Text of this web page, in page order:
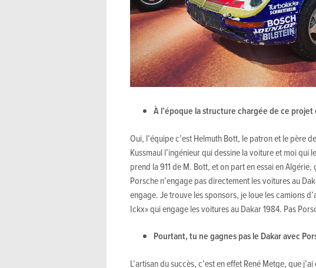
À l’époque la structure chargée de ce
Oui, l’équipe c’est Helmuth Bott, le patron et le père
Kussmaul l’ingénieur qui dessine la voiture et moi
prend la 911 de M. Bott, et on part en essai en
Porsche n’engage pas directement les voitures au
engage. Je trouve les sponsors, je loue les camions
Ickx» qui engage les voitures au Dakar 1984. Pas
Pourtant, tu ne gagnes pas le Dakar avec
L’artisan du succès, c’est en effet René Metge, que